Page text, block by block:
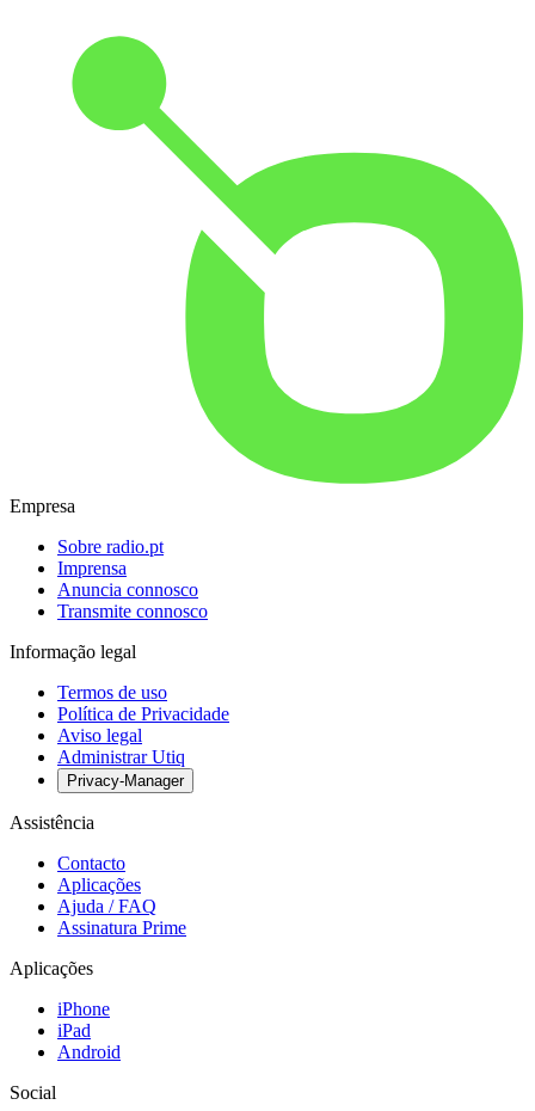
Empresa
Sobre radio.pt
Imprensa
Anuncia connosco
Transmite connosco
Informação legal
Termos de uso
Política de Privacidade
Aviso legal
Administrar Utiq
Privacy-Manager
Assistência
Contacto
Aplicações
Ajuda / FAQ
Assinatura Prime
Aplicações
iPhone
iPad
Android
Social